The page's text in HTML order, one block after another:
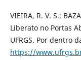
VIEIRA, R. V. S.;
Liberato no Portas
UFRGS. Por dentro
https://